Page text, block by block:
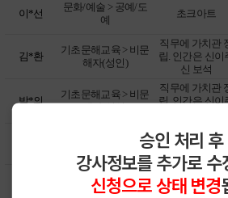
승인 처리 후
강사정보를 추가로 수
신청으로 상태 변경
이*선
문화/예술 > 공예/도
예
초크아트
김*환
기초문해교육 > 비문
해자(성인)
직무에 가치관
립. 인간은 신이
신 보석
박*의
기초문해교육 > 비문
해자(성인)
직무에 가치관
립. 인간은 신이
인문교양 > 비문해자
사회조사(통계)
론 및 실제
문화/예술 > 공예/도
예
점핑 클레이<통
튀는 점토교실